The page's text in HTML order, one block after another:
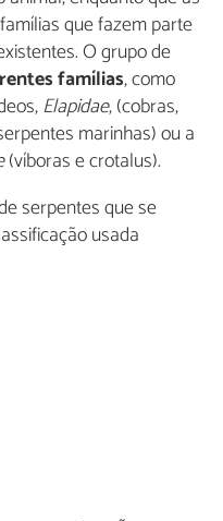
que fazem parte
O grupo de
famílias, como
Elapidae, (cobras,
marinhas) ou a
(víboras e crotalus).
serpentes que se
usada